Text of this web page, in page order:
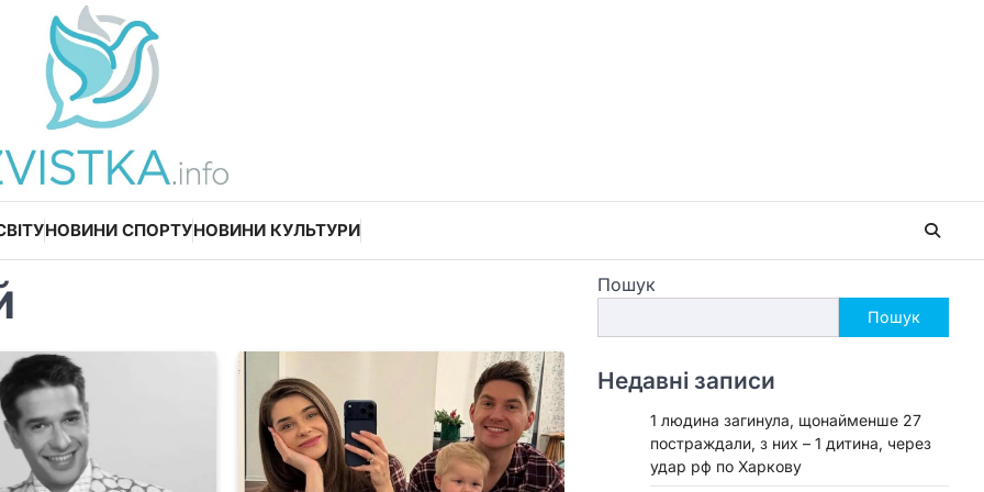
НОВИНИ СПОРТУНОВИНИ КУЛЬТУРИ
Пошук
Пошук
Недавні записи
1 людина загинула, щонайменше 27
постраждали, з них – 1 дитина, через
удар рф по Харкову